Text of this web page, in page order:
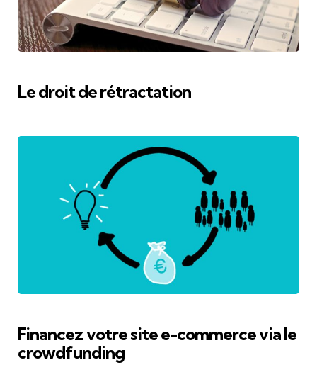
Le droit de rétractation
Financez votre site e-commerce via le
crowdfunding